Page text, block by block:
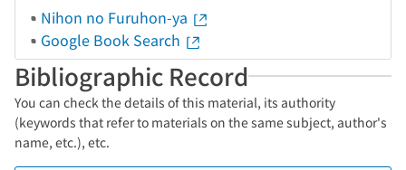
Nihon no Furuhon-ya
Google Book Search
Bibliographic Record
You can check the details of this material, its authority
(keywords that refer to materials on the same subject, author's
name, etc.), etc.